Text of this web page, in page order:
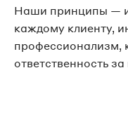
Наши принципы —
каждому клиенту,
профессионализм,
ответственность